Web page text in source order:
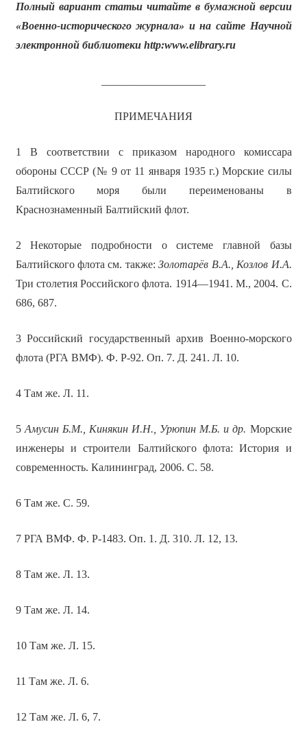
Полный вариант статьи читайте в бумажной версии
«Военно-исторического журнала» и на сайте Научной
электронной библиотеки http:www.elibrary.ru
ПРИМЕЧАНИЯ
1 В соответствии с приказом народного комиссара
обороны СССР (№ 9 от 11 января 1935 г.) Морские силы
Балтийского моря были переименованы в
Краснознаменный Балтийский флот.
2 Некоторые подробности о системе главной базы
Балтийского флота см. также:Золотарёв В.А., Козлов И.А.
Три столетия Российского флота. 1914—1941. М., 2004. С.
686, 687.
3 Российский государственный архив Военно-морского
флота (РГА ВМФ). Ф. Р-92. Оп. 7. Д. 241. Л. 10.
4 Там же. Л. 11.
5 Амусин Б.М., Кинякин И.Н., Урюпин М.Б. и др. Морские
инженеры и строители Балтийского флота: История и
современность. Калининград, 2006. С. 58.
6 Там же. С. 59.
7 РГА ВМФ. Ф. Р-1483. Оп. 1. Д. 310. Л. 12, 13.
8 Там же. Л. 13.
9 Там же. Л. 14.
10 Там же. Л. 15.
11 Там же. Л. 6.
12 Там же. Л. 6, 7.